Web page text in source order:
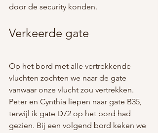
door de security konden.
Verkeerde gate
Op het bord met alle vertrekkende
vluchten zochten we naar de gate
vanwaar onze vlucht zou vertrekken.
Peter en Cynthia liepen naar gate B35,
terwijl ik gate D72 op het bord had
gezien. Bij een volgend bord keken we